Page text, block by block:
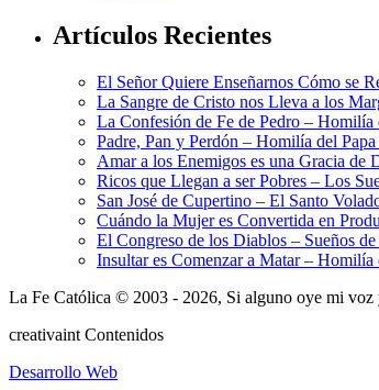
Artículos Recientes
El Señor Quiere Enseñarnos Cómo se
La Sangre de Cristo nos Lleva a los
La Confesión de Fe de Pedro – Homilía
Padre, Pan y Perdón – Homilía del
Amar a los Enemigos es una Gracia de
Ricos que Llegan a ser Pobres – Los
San José de Cupertino – El Santo
Cuándo la Mujer es Convertida en
El Congreso de los Diablos – Sueños
Insultar es Comenzar a Matar – Homilía
La Fe Católica © 2003 - 2026, Si alguno oye mi voz
creativaint Contenidos
Desarrollo Web